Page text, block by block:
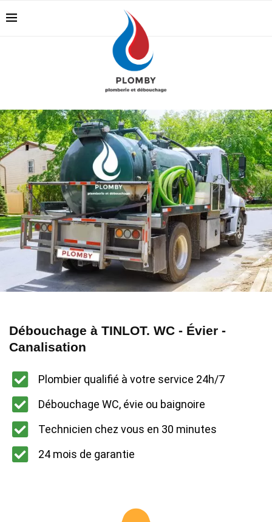
Débouchage à TINLOT. WC - Évier -
Canalisation
Plombier qualifié à votre service 24h/7
Débouchage WC, évie ou baignoire
Technicien chez vous en 30 minutes
24 mois de garantie